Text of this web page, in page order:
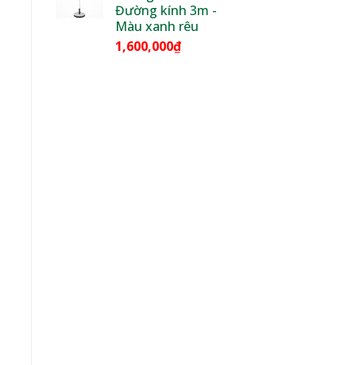
Đường kính 3m -
Màu xanh rêu
1,600,000₫